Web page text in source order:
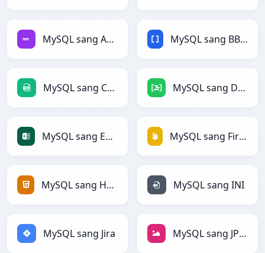
MySQL sang Avro MySQL sang BBCode
MySQL sang CSV MySQL sang DAX
MySQL sang Excel MySQL sang Firebase
MySQL sang HTML MySQL sang INI
MySQL sang Jira MySQL sang JPEG